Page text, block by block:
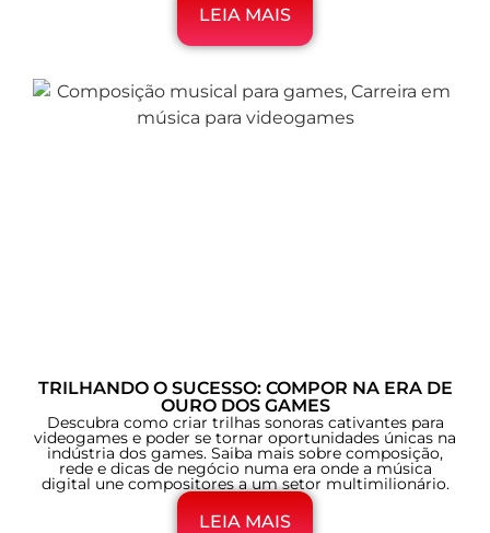
LEIA MAIS
TRILHANDO O SUCESSO: COMPOR NA ERA DE
OURO DOS GAMES
Descubra como criar trilhas sonoras cativantes para
videogames e poder se tornar oportunidades únicas na
indústria dos games. Saiba mais sobre composição,
rede e dicas de negócio numa era onde a música
digital une compositores a um setor multimilionário.
LEIA MAIS